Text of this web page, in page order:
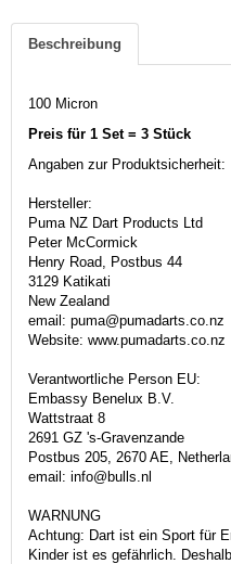
Beschreibung
100 Micron
Preis für 1 Set = 3 Stück
Angaben zur Produktsicherheit:
Hersteller:
Puma NZ Dart Products Ltd
Peter McCormick
Henry Road, Postbus 44
3129 Katikati
New Zealand
email: puma@pumadarts.co.nz
Website: www.pumadarts.co.nz
Verantwortliche Person EU:
Embassy Benelux B.V.
Wattstraat 8
2691 GZ 's-Gravenzande
Postbus 205, 2670 AE,
email: info@bulls.nl
WARNUNG
Achtung: Dart ist ein Sport für
Kinder ist es gefährlich.